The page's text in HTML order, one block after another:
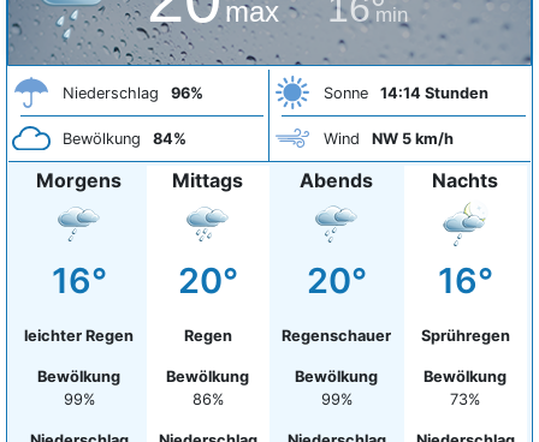
max min
Niederschlag 96%
Bewölkung 84%
Sonne 14:14 Stunden
Wind NW 5 km/h
Morgens
16°
leichter Regen
Bewölkung
99%
Mittags
20°
Regen
Bewölkung
86%
Abends
20°
Regenschauer
Bewölkung
99%
Nachts
16°
Sprühregen
Bewölkung
73%